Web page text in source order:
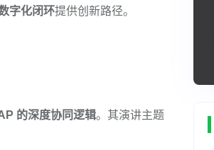
字化闭环提供创新路径。
的深度协同逻辑。其演讲主题